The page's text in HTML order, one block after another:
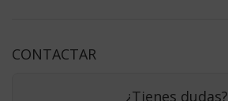
CONTACTAR
¿Tienes dudas?